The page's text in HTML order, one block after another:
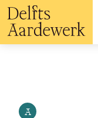
Overslaan
en
naar
de
Herkennen
A